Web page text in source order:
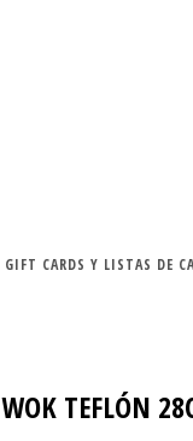
GIFT CARDS Y LISTAS DE
WOK TEFLÓN